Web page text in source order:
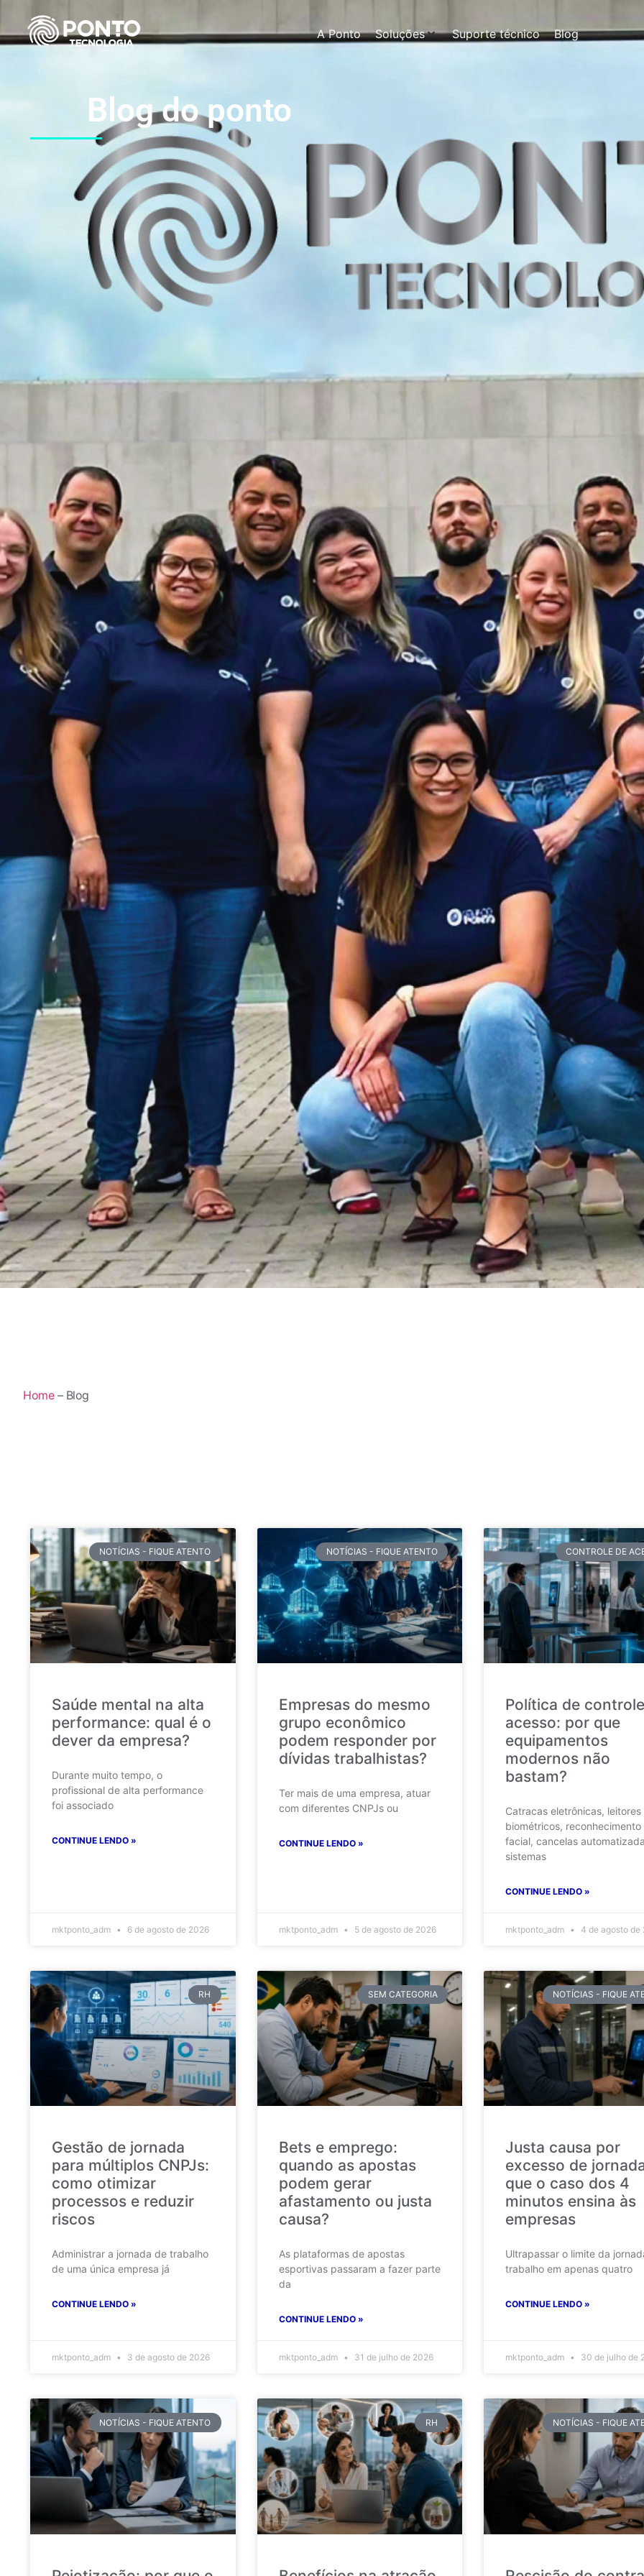
A Ponto Soluções Suporte técnico Blog
Blog do ponto
Home– Blog
NOTÍCIAS - FIQUE ATENTO
Saúde mental na alta
performance: qual é o
dever da empresa?
Durante muito tempo, o
profissional de alta performance
foi associado
CONTINUE LENDO »
mktponto_adm 6 de agosto de 2026
NOTÍCIAS - FIQUE ATENTO
Empresas do mesmo
grupo econômico
podem responder por
dívidas trabalhistas?
Ter mais de uma empresa, atuar
com diferentes CNPJs ou
CONTINUE LENDO »
mktponto_adm 5 de agosto de 2026
CONTROLE DE
Política de
acesso: por que
equipamentos
modernos não
bastam?
Catracas eletrônicas, leitores
biométricos, reconhecimento
facial, cancelas
sistemas
CONTINUE LENDO »
mktponto_adm 4 de agosto de
RH
Gestão de jornada
para múltiplos CNPJs:
como otimizar
processos e reduzir
riscos
Administrar a jornada de trabalho
de uma única empresa já
CONTINUE LENDO »
mktponto_adm 3 de agosto de 2026
SEM CATEGORIA
Bets e emprego:
quando as apostas
podem gerar
afastamento ou justa
causa?
As plataformas de apostas
esportivas passaram a fazer parte
da
CONTINUE LENDO »
mktponto_adm 31 de julho de 2026
NOTÍCIAS - FIQUE
Justa causa por
excesso de
que o caso dos 4
minutos ensina às
empresas
Ultrapassar o limite da
trabalho em apenas quatro
CONTINUE LENDO »
mktponto_adm 30 de julho de
NOTÍCIAS - FIQUE ATENTO RH NOTÍCIAS - FIQUE